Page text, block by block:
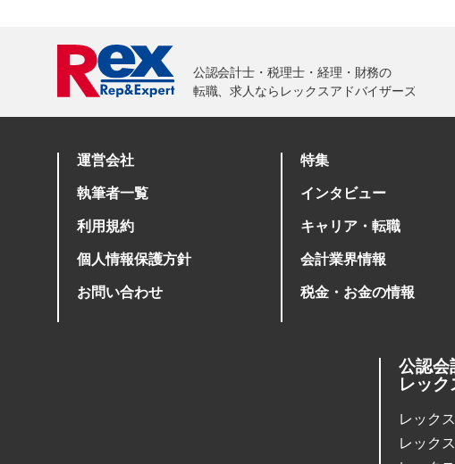
運営会社
執筆者一覧
利用規約
個人情報保護方針
お問い合わせ
特集
インタビュー
キャリア・転職
会計業界情報
税金・お金の情報
公認会
レッ
レック
レック